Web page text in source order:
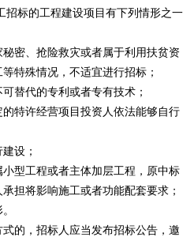
标的工程建设项目有下列情形之一
、抢险救灾或者属于利用扶贫资
特殊情况，不适宜进行招标；
代的专利或者专有技术；
特许经营项目投资人依法能够自行
设；
型工程或者主体加层工程，原中标
担将影响施工或者功能配套要求；
，招标人应当发布招标公告，邀